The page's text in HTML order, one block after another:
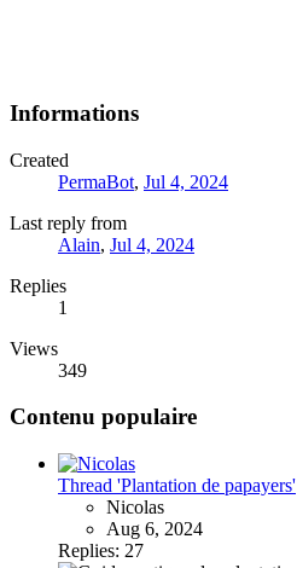
Informations
Created
PermaBot, Jul 4, 2024
Last reply from
Alain, Jul 4, 2024
Replies
1
Views
349
Contenu populaire
Thread 'Plantation de papayers'
Nicolas
Aug 6, 2024
Replies: 27